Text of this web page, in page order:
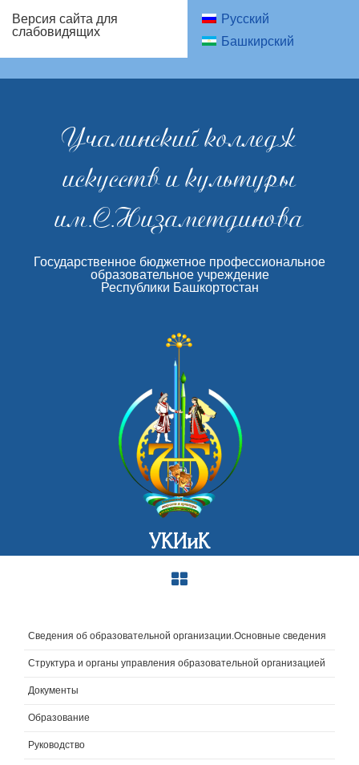
Версия сайта для
слабовидящих
Русский
Башкирский
Учалинский колледж
искусств и культуры
им.С.Низаметдинова
Государственное бюджетное профессиональное
образовательное учреждение
Республики Башкортостан
УКИиК
Сведения об образовательной организации.Основные сведения
Структура и органы управления образовательной организацией
Документы
Образование
Руководство